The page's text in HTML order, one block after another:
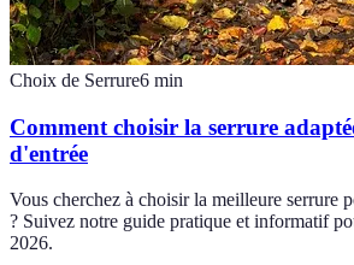
Choix de Serrure6 min
Comment choisir la serrure
d'entrée
Vous cherchez à choisir la meilleure serrure
? Suivez notre guide pratique et informatif
2026.